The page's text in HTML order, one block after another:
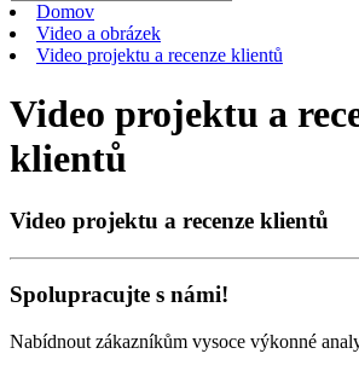
Domov
Video a obrázek
Video projektu a recenze klientů
Video projektu a
klientů
Video projektu a recenze klientů
Spolupracujte s námi!
Nabídnout zákazníkům vysoce výkonné